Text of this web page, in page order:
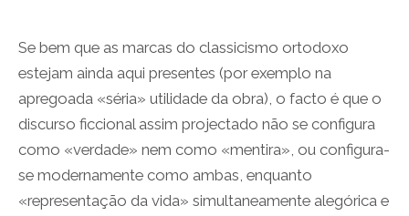
Se bem que as marcas do classicismo ortodoxo
estejam ainda aqui presentes (por exemplo na
apregoada «séria» utilidade da obra), o facto é que o
discurso ficcional assim projectado não se configura
como «verdade» nem como «mentira», ou configura-
se modernamente como ambas, enquanto
«representação da vida» simultaneamente alegórica e